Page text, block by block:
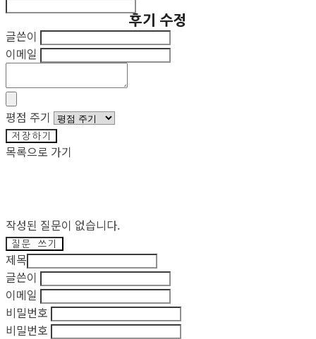
후기 수정
글쓴이
이메일
평점 주기
저장하기
목록으로 가기
작성된 질문이 없습니다.
질문 쓰기
제목
글쓴이
이메일
비밀번호
비밀번호